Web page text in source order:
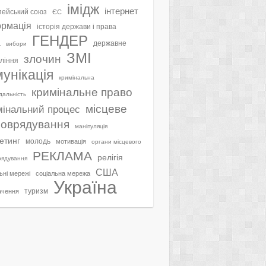
союз ЄС імідж інтернет
історія держави і права
вибори ГЕНДЕР державне
злочин ЗМІ
кримінальна
кримінальне право
процес місцеве
маніпуляція
молодь мотивація органи місцевого
РЕКЛАМА релігія
мережі соціальна мережа США
туризм Україна